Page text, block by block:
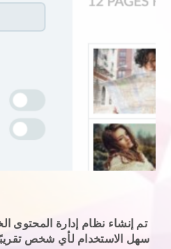
تم إنشاء نظام إدارة المحتوى
سهل الاستخدام لأي شخص